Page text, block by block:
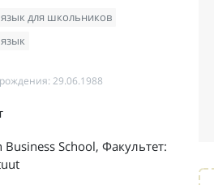
для школьников
29.06.1988
Business School, Факультет: